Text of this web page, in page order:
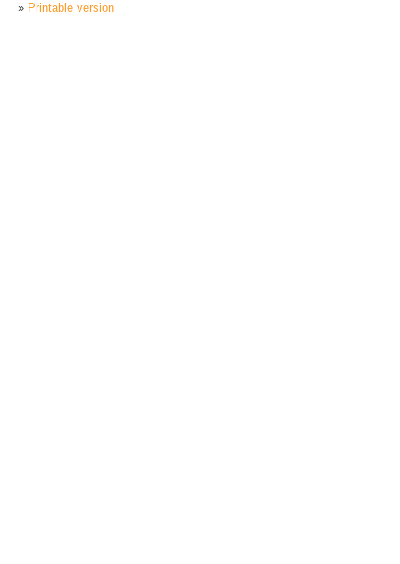
Printable version